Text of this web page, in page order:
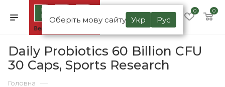
Оберіть мову сайту Укр Рус
0 0
Daily Probiotics 60 Billion CFU
30 Caps, Sports Research
Головна —